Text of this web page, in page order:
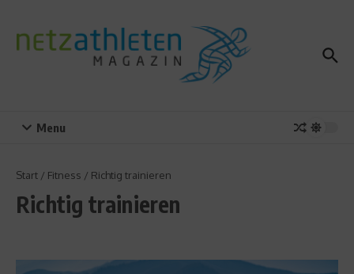
Menu
Start / Fitness / Richtig trainieren
Richtig trainieren